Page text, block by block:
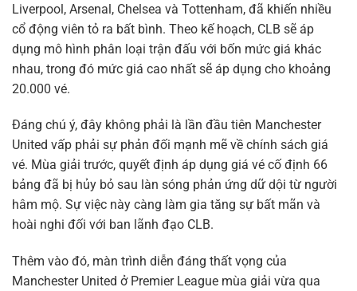
Liverpool, Arsenal, Chelsea và Tottenham, đã khiến nhiều
cổ động viên tỏ ra bất bình. Theo kế hoạch, CLB sẽ áp
dụng mô hình phân loại trận đấu với bốn mức giá khác
nhau, trong đó mức giá cao nhất sẽ áp dụng cho khoảng
20.000 vé.
Đáng chú ý, đây không phải là lần đầu tiên Manchester
United vấp phải sự phản đối mạnh mẽ về chính sách giá
vé. Mùa giải trước, quyết định áp dụng giá vé cố định 66
bảng đã bị hủy bỏ sau làn sóng phản ứng dữ dội từ người
hâm mộ. Sự việc này càng làm gia tăng sự bất mãn và
hoài nghi đối với ban lãnh đạo CLB.
Thêm vào đó, màn trình diễn đáng thất vọng của
Manchester United ở Premier League mùa giải vừa qua